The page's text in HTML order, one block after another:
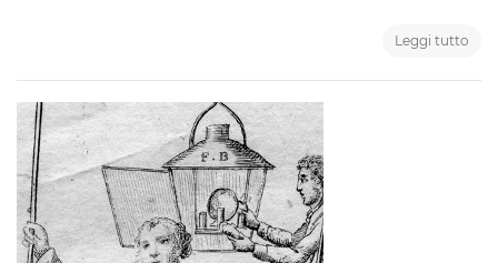
Leggi tutto